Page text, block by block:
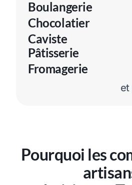
et
Boulangerie
Chocolatier
Caviste
Pâtisserie
Fromagerie
Pourquoi les